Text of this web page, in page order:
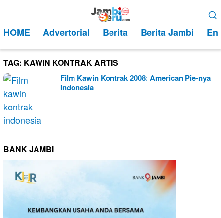
kontenMobile
HOME Advertorial Berita Berita Jambi
TAG: KAWIN KONTRAK ARTIS
Film Kawin Kontrak 2008: American Pie-nya
Indonesia
BANK JAMBI